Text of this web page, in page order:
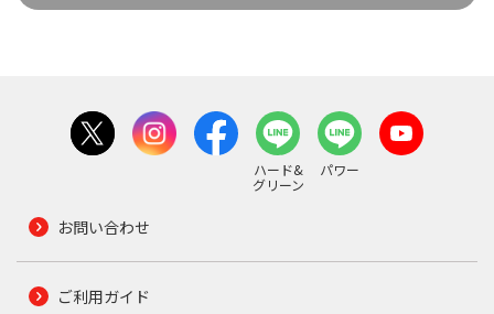
ハード&
グリーン
パワー
お問い合わせ
ご利用ガイド